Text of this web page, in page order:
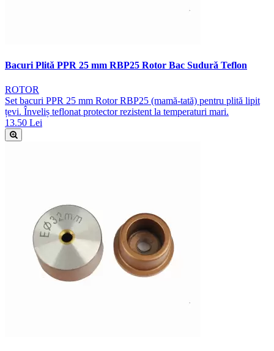
Bacuri Plită PPR 25 mm RBP25 Rotor Bac Sudură Teflon
ROTOR
Set bacuri PPR 25 mm Rotor RBP25 (mamă-tată) pentru plită lipit
țevi. Înveliș teflonat protector rezistent la temperaturi mari.
13.50 Lei